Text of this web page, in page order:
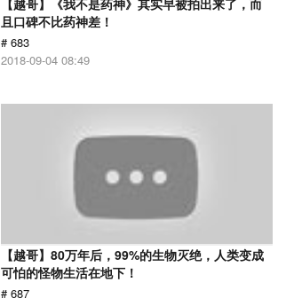
【越哥】《我不是药神》其实早被拍出来了，而
且口碑不比药神差！
# 683
2018-09-04 08:49
【越哥】80万年后，99%的生物灭绝，人类变成
可怕的怪物生活在地下！
# 687